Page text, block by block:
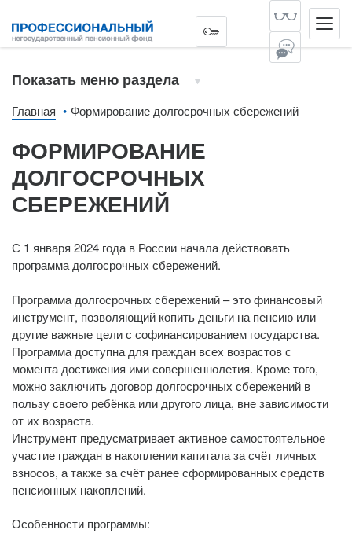
Показать меню раздела
Главная Формирование долгосрочных сбережений
ФОРМИРОВАНИЕ
ДОЛГОСРОЧНЫХ
СБЕРЕЖЕНИЙ
С 1 января 2024 года в России начала действовать
программа долгосрочных сбережений.
Программа долгосрочных сбережений – это финансовый
инструмент, позволяющий копить деньги на пенсию или
другие важные цели с софинансированием государства.
Программа доступна для граждан всех возрастов с
момента достижения ими совершеннолетия. Кроме того,
можно заключить договор долгосрочных сбережений в
пользу своего ребёнка или другого лица, вне зависимости
от их возраста.
Инструмент предусматривает активное самостоятельное
участие граждан в накоплении капитала за счёт личных
взносов, а также за счёт ранее сформированных средств
пенсионных накоплений.
Особенности программы: